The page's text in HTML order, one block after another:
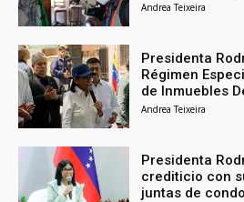
Andrea Teixeira
Presidenta
Régimen
de Inmuebles
Andrea Teixeira
Presidenta
crediticio con
juntas de